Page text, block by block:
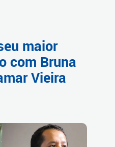
maior
com Bruna
Vieira